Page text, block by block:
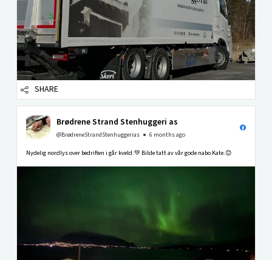
SHARE
Brødrene Strand Stenhuggeri as
@BrødreneStrandStenhuggerias 6 months ago
Nydelig nordlys over bedriften i går kveld.💚 Bilde tatt av vår gode nabo Kate.😊